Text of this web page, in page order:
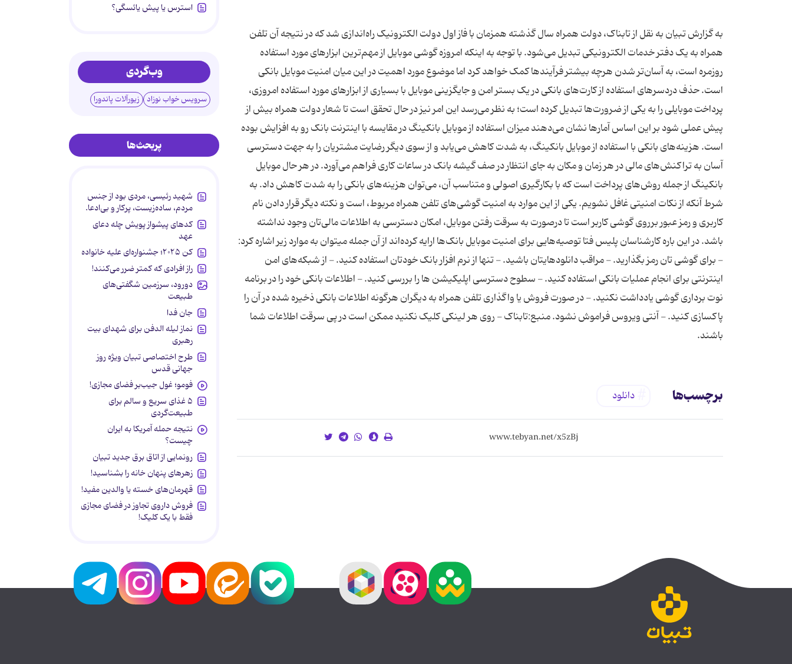
به گزارش تبیان به نقل از تابناک، دولت همراه سال گذشته همزمان با فاز اول دولت الکترونیک راه‌اندازی شد که در نتیجه آن تلفن
همراه به یک دفتر خدمات الکترونیکی تبدیل می‌شود. با توجه به اینکه امروزه گوشی موبایل از مهم‌ترین ابزارهای مورد استفاده
روزمره است، به آسان‌تر شدن هرچه بیشتر فرآیندها کمک خواهد کرد اما موضوع مورد اهمیت در این میان امنیت موبایل بانکی
است. حذف دردسرهای استفاده از کارت‌های بانکی در یک بستر امن و جایگزینی موبایل با بسیاری از ابزارهای مورد استفاده امروزی،
پرداخت موبایلی را به یکی از ضرورت‌ها تبدیل کرده است؛ به نظر می‌رسد این امر نیز در حال تحقق است تا شعار دولت همراه بیش از
پیش عملی شود بر این اساس آمارها نشان می‌دهند میزان استفاده از موبایل بانکینگ در مقایسه با اینترنت بانک رو به افزایش بوده
است. هزینه‌های بانکی با استفاده از موبایل بانکینگ، به شدت کاهش می‌یابد و از سوی دیگر رضایت مشتریان را به جهت دسترسی
آسان به تراکنش‌های مالی در هر زمان و مکان به جای انتظار در صف گیشه بانک در ساعات کاری فراهم می‌آورد. در هر حال موبایل
بانکینگ از جمله روش‌های پرداخت است که با بکارگیری اصولی و متناسب آن، می‌توان هزینه‌های بانکی را به شدت کاهش داد. به
شرط آنکه از نکات امنیتی غافل نشویم. یکی از این موارد به امنیت گوشی‌های تلفن همراه مربوط، است و نکته دیگر قرار دادن نام
کاربری و رمز عبور برروی گوشی کاربر است تا درصورت به سرقت رفتن موبایل، امکان دسترسی به اطلاعات مالی‌تان وجود نداشته
باشد. در این باره کارشناسان پلیس فتا توصیه‌هایی برای امنیت موبایل بانک‌ها ارایه کرده‌اند از آن جمله میتوان به موارد زیر اشاره کرد:
- برای گوشی تان رمز بگذارید. - مراقب دانلودهایتان باشید. - تنها از نرم افزار بانک خودتان استفاده کنید. - از شبکه‌های امن
اینترنتی برای انجام عملیات بانکی استفاده کنید. - سطوح دسترسی اپلیکیشن ها را بررسی کنید. - اطلاعات بانکی خود را در برنامه
نوت برداری گوشی یادداشت نکنید. - در صورت فروش یا واگذاری تلفن همراه به دیگران هرگونه اطلاعات بانکی ذخیره شده در آن را
پاکسازی کنید. - آنتی ویروس فراموش نشود. منبع:تابناک - روی هر لینکی کلیک نکنید ممکن است در پی سرقت اطلاعات شما
باشند.
برچسب‌ها دانلود
استرس یا پیش یائسگی؟
وب‌گردی
سرویس خواب نوزاد زیورآلات پاندورا
پربحث‌ها
شهید رئیسی، مردی بود از جنس
مردم، ساده‌زیست، پرکار و بی‌ادعا.
کدهای پیشواز پویش چله دعای
عهد
کن ۲۰۲۵؛ جشنواره‌ای علیه خانواده
راز افرادی که کمتر ضرر می‌کنند!
دورود، سرزمین شگفتی‌های
طبیعت
جان فدا
نماز لیله الدفن برای شهدای بیت
رهبری
طرح اختصاصی تبیان ویژه روز
جهانی قدس
فومو؛ غول جیب‌بر فضای مجازی!
۵ غذای سریع و سالم برای
طبیعت‌گردی
نتیجه حمله آمریکا به ایران
چیست؟
رونمایی از اتاق برق جدید تبیان
زهرهای پنهان خانه را بشناسید!
قهرمان‌های خسته یا والدین مفید!
فروش داروی تجاوز در فضای مجازی
فقط با یک کلیک!